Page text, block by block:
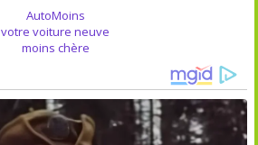
AutoMoins
votre voiture neuve
moins chère